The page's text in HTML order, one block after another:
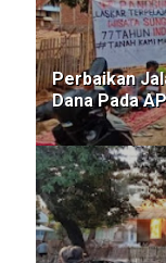
Perbaikan
Dana Pada